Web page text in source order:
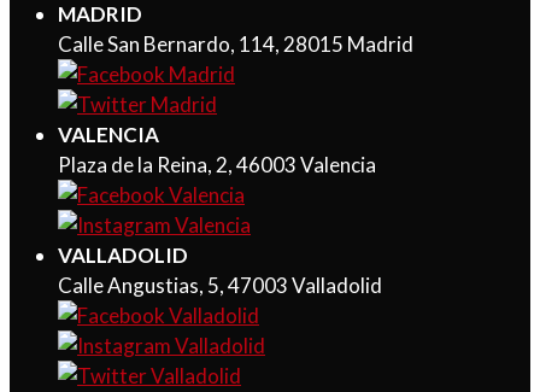
MADRID
Calle San Bernardo, 114, 28015 Madrid
VALENCIA
Plaza de la Reina, 2, 46003 Valencia
VALLADOLID
Calle Angustias, 5, 47003 Valladolid